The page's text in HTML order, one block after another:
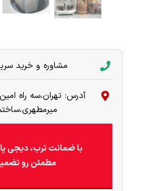
مشاوره و خرید سریع:
آدرس: تهران،سه راه
با ضمانت ترب، دیجی
مطمئن رو